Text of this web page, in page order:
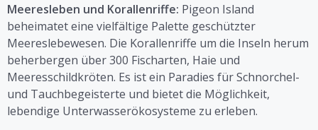
Meeresleben und Korallenriffe: Pigeon Island
beheimatet eine vielfältige Palette geschützter
Meereslebewesen. Die Korallenriffe um die Inseln herum
beherbergen über 300 Fischarten, Haie und
Meeresschildkröten. Es ist ein Paradies für Schnorchel-
und Tauchbegeisterte und bietet die Möglichkeit,
lebendige Unterwasserökosysteme zu erleben.